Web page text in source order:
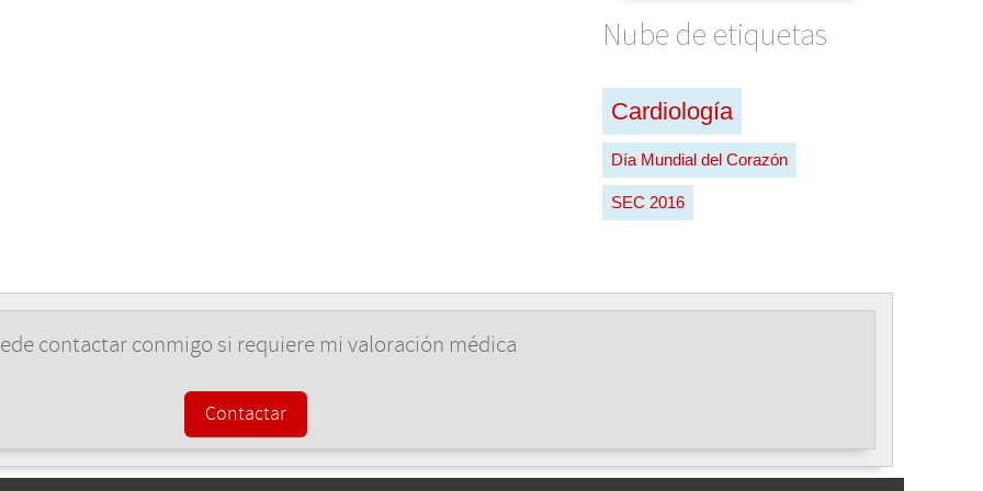
Nube de etiquetas
Cardiología
Día Mundial del Corazón
SEC 2016
contactar conmigo si requiere mi valoración médica
Contactar